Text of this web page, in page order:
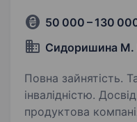
50 000 – 130
Сидоришина
Повна зайнятість.
інвалідністю. Досвід
продуктова